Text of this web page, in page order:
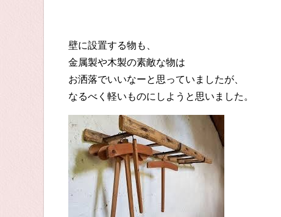
壁に設置する物も、
金属製や木製の素敵な物は
お洒落でいいなーと思っていましたが、
なるべく軽いものにしようと思いました。